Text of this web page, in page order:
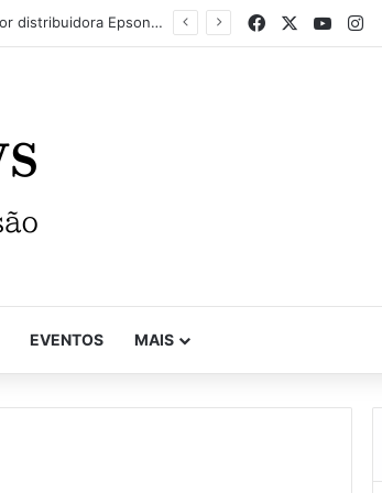
Mapel destaca versatilidade do poder da impressão na FuturePrint 2026 Facebook
EVENTOS MAIS